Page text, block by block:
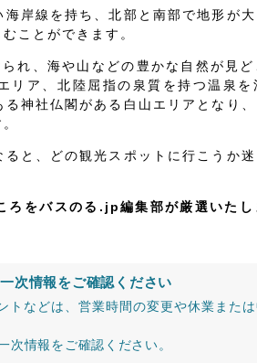
岸線を持ち、北部と南部で地形が
ことができます。
れ、海や山などの豊かな自然が見
リア、北陸屈指の泉質を持つ温泉
神社仏閣がある白山エリアとなり
と、どの観光スポットに行こうか
ろをバスのる.jp編集部が厳選いた
次情報をご確認ください
トなどは、営業時間の変更や休業また
次情報をご確認ください。